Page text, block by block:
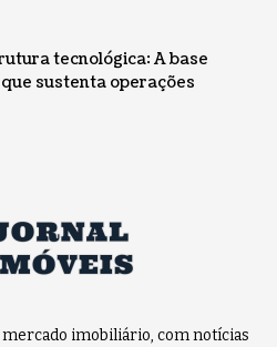
tecnológica: A base
sustenta operações
imobiliário, com notícias